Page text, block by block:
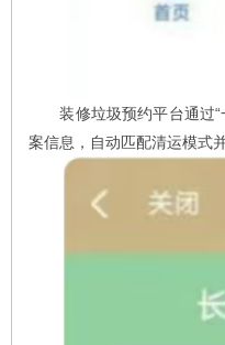
装修垃圾预约平台通过“
案信息，自动匹配清运模式